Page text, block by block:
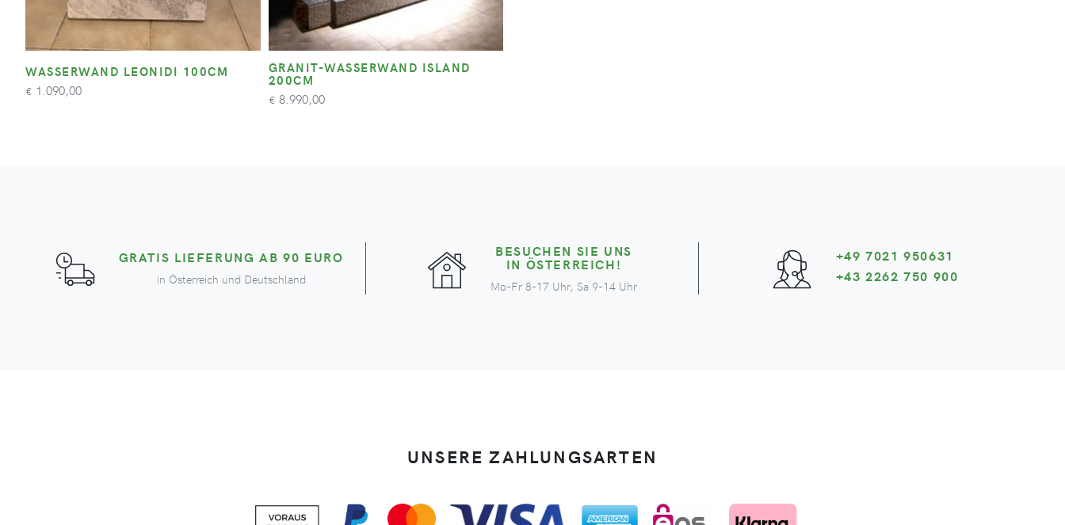
WASSERWAND LEONIDI 100CM
€ 1.090,00
GRANIT-WASSERWAND ISLAND
200CM
€ 8.990,00
GRATIS LIEFERUNG AB 90 EURO
in Österreich und Deutschland
BESUCHEN SIE UNS
IN ÖSTERREICH!
Mo-Fr 8-17 Uhr, Sa 9-14 Uhr
+49 7021 950631
+43 2262 750 900
UNSERE ZAHLUNGSARTEN